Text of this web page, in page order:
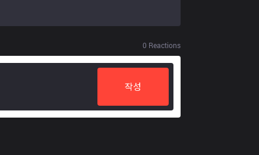
0 Reactions
작성